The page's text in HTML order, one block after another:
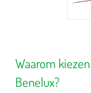
Waarom
Benelux?